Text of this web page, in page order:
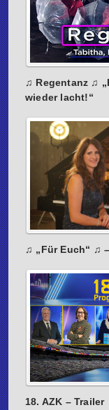
♫ Regentanz ♫
wieder lacht!“
♫ „Für Euch“ ♫
18. AZK – Trailer